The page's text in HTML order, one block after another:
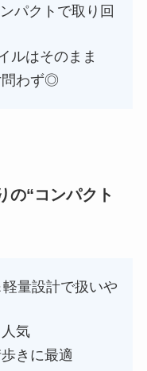
パクトで取り回
ルはそのまま
問わず◎
の“コンパクト
量設計で扱いや
気
きに最適